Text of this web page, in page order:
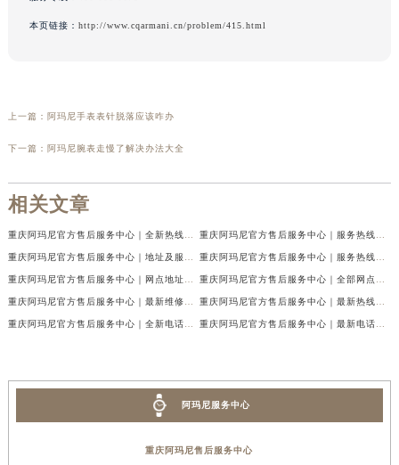
本页链接： http://www.cqarmani.cn/problem/415.html
上一篇： 阿玛尼手表表针脱落应该咋办
下一篇： 阿玛尼腕表走慢了解决办法大全
相关文章
阿玛尼服务中心
重庆阿玛尼售后服务中心